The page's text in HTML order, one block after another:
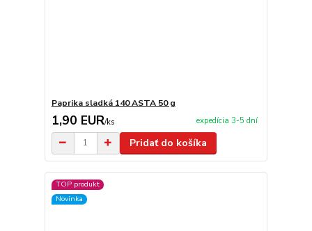
Paprika sladká 140 ASTA 50 g
1,90 EUR/ks expedícia 3-5 dní
Pridať do košíka
TOP produkt
Novinka